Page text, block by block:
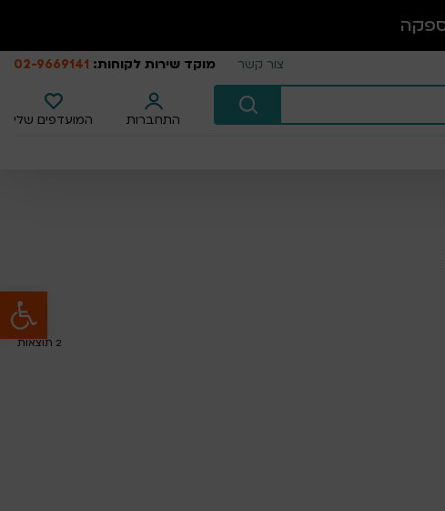
פתח סרגל נגישות
צור קשר מוקד שירות לקוחות: 02-9669141
התחברות המועדפים שלי
2 תוצאות